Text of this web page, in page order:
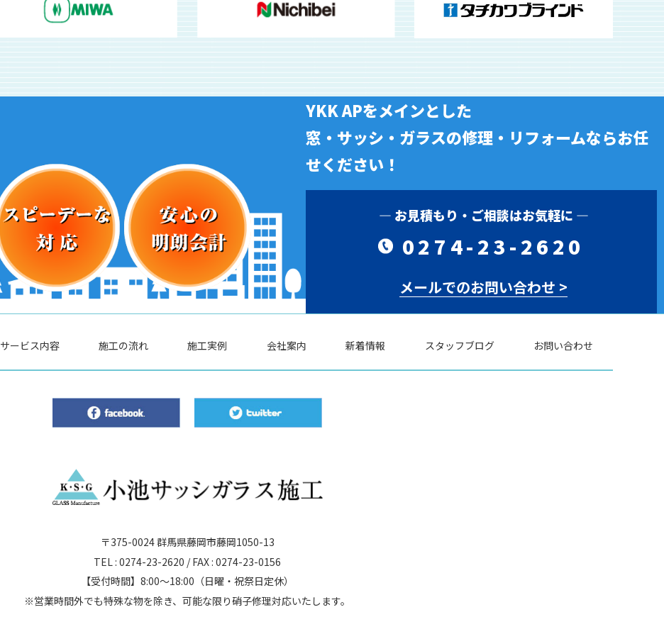
YKK APをメインとした
窓・サッシ・ガラスの修理・リフォームならお任
せください！
― お見積もり・ご相談はお気軽に ―
0274-23-2620
メールでのお問い合わせ >
サービス内容 施工の流れ 施工実例 会社案内 新着情報 スタッフブログ お問い合わせ
〒375-0024群馬県藤岡市藤岡1050-13
TEL : 0274-23-2620 /FAX : 0274-23-0156
【受付時間】8:00～18:00 （日曜・祝祭日定休）
※営業時間外でも特殊な物を除き、 可能な限り硝子修理対応いたします。